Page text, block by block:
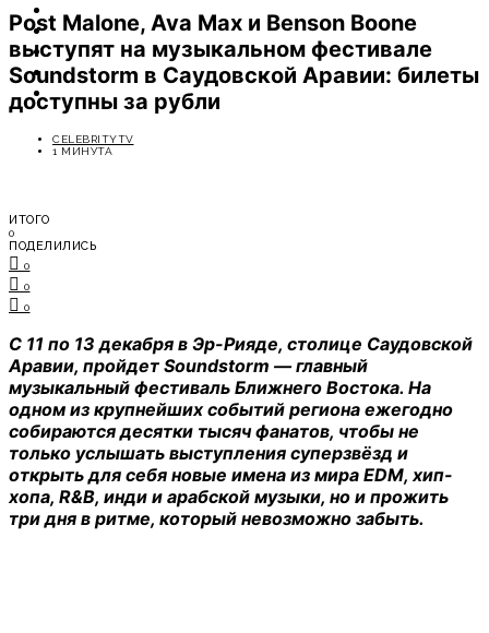
КРАСОТА
МОДА
ЛИЧНОСТЬ
ОТДЫХ
СОВЕТЫ ЭКСПЕРТОВ
Post Malone, Ava Max и Benson Boone
выступят на музыкальном фестивале
Soundstorm в Саудовской Аравии: билеты
доступны за рубли
CELEBRITYTV
1 МИНУТА
ИТОГО
0
ПОДЕЛИЛИСЬ
0
0
0
С 11 по 13 декабря в Эр-Рияде, столице Саудовской
Аравии, пройдет Soundstorm — главный
музыкальный фестиваль Ближнего Востока. На
одном из крупнейших событий региона ежегодно
собираются десятки тысяч фанатов, чтобы не
только услышать выступления суперзвёзд и
открыть для себя новые имена из мира EDM, хип-
хопа, R&B, инди и арабской музыки, но и прожить
три дня в ритме, который невозможно забыть.